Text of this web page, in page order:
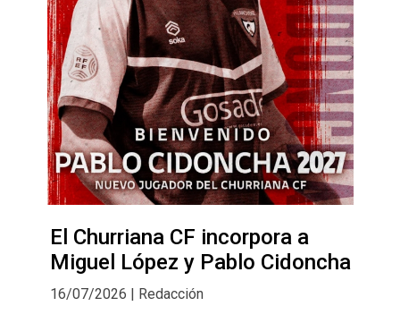
El Churriana CF incorpora a
Miguel López y Pablo Cidoncha
16/07/2026 | Redacción